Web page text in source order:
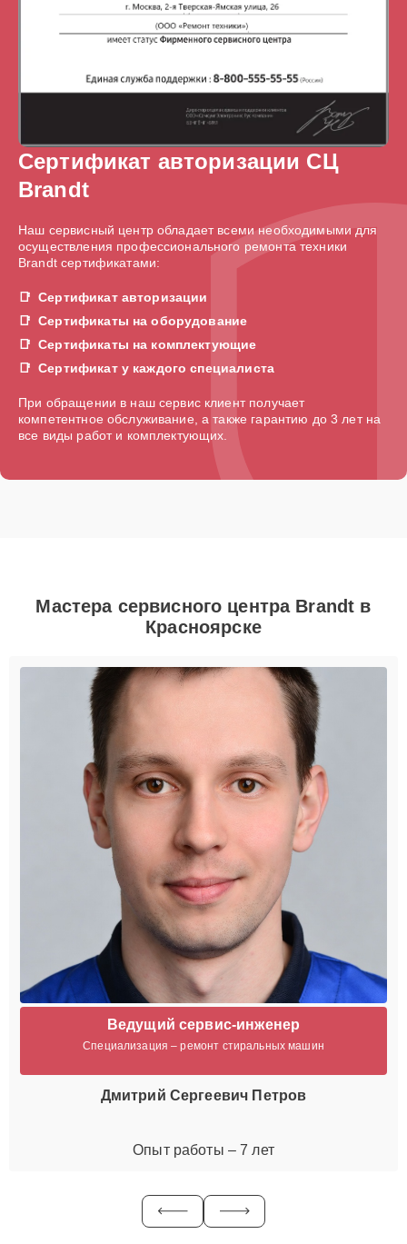
Сертификат авторизации СЦ
Brandt
Наш сервисный центр обладает всеми необходимыми для
осуществления профессионального ремонта техники
Brandt сертификатами:
Сертификат авторизации
Сертификаты на оборудование
Сертификаты на комплектующие
Сертификат у каждого специалиста
При обращении в наш сервис клиент получает
компетентное обслуживание, а также гарантию до 3 лет на
все виды работ и комплектующих.
Мастера сервисного центра Brandt в
Красноярске
Ведущий сервис-инженер
Специализация – ремонт стиральных машин
Дмитрий Сергеевич Петров
Опыт работы – 7 лет